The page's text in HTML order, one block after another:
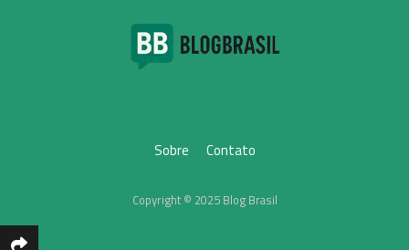
Sobre Contato
Copyright © 2025 Blog Brasil